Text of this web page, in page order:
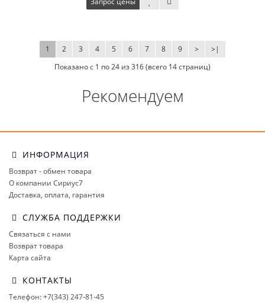
1 2 3 4 5 6 7 8 9 > >|
Показано с 1 по 24 из 316 (всего 14 страниц)
Рекомендуем
ИНФОРМАЦИЯ
Возврат - обмен товара
О компании Сириус7
Доставка, оплата, гарантия
СЛУЖБА ПОДДЕРЖКИ
Связаться с нами
Возврат товара
Карта сайта
КОНТАКТЫ
Телефон: +7(343) 247-81-45